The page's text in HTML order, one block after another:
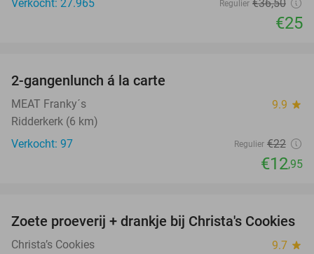
Verkocht: 27.965
Regulier €36,50
€25
2-gangenlunch á la carte
MEAT Franky´s 9.9 star
Ridderkerk (6 km)
Verkocht: 97
Regulier €22
€12,95
46%
Zoete proeverij + drankje bij Christa's Cookies
Christa’s Cookies 9.7 star